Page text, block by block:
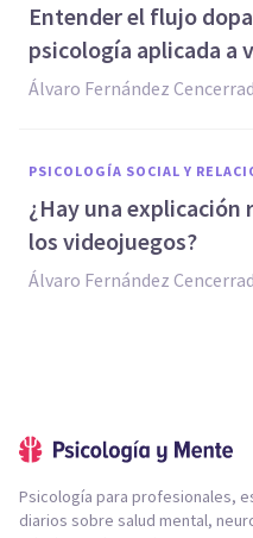
Entender el flujo
psicología aplicada a
Álvaro Fernández
PSICOLOGÍA SOCIAL Y
¿Hay una explicación
los videojuegos?
Álvaro Fernández
Psicología para profesionales,
diarios sobre salud mental,